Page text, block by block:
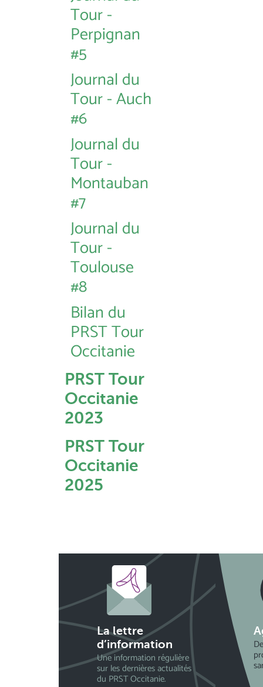
Tour -
Perpignan
#5
Journal du
Tour - Auch
#6
Journal du
Tour -
Montauban
#7
Journal du
Tour -
Toulouse
#8
Bilan du
PRST Tour
Occitanie
PRST Tour
Occitanie
2023
PRST Tour
Occitanie
2025
La lettre
d’information
Une information régulière
sur les dernières actualités
du PRST Occitanie.